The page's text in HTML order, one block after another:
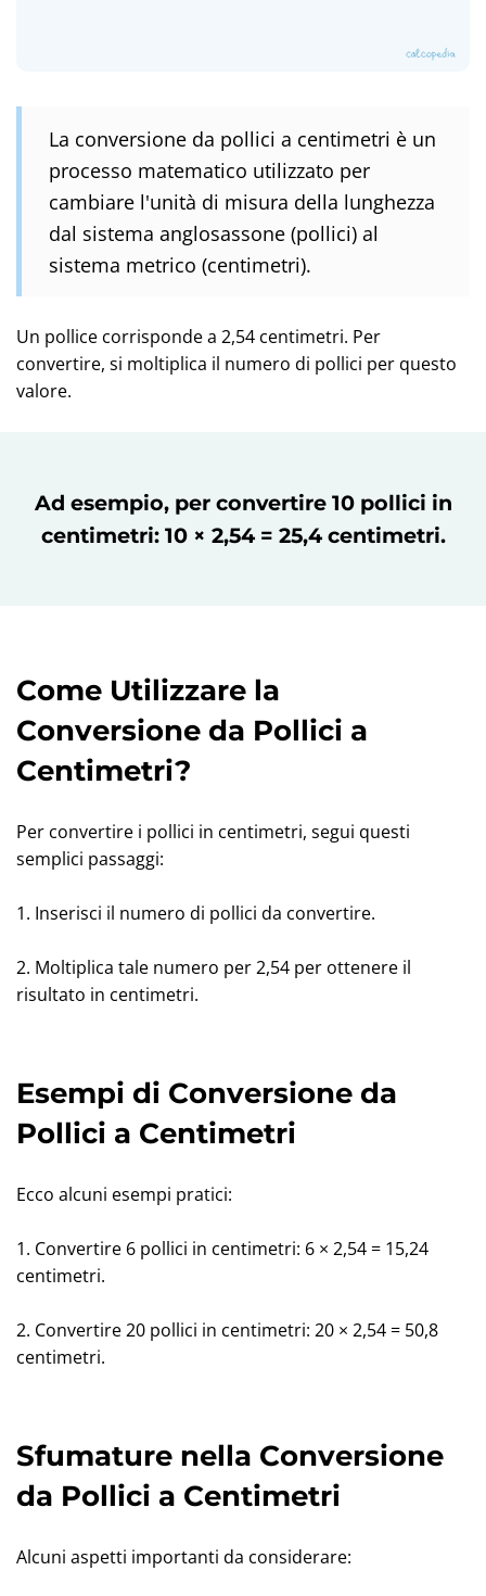
La conversione da pollici a centimetri è un
processo matematico utilizzato per
cambiare l'unità di misura della lunghezza
dal sistema anglosassone (pollici) al
sistema metrico (centimetri).
Un pollice corrisponde a 2,54 centimetri. Per
convertire, si moltiplica il numero di pollici per questo
valore.
Ad esempio, per convertire 10 pollici in
centimetri: 10 × 2,54 = 25,4 centimetri.
Come Utilizzare la
Conversione da Pollici a
Centimetri?
Per convertire i pollici in centimetri, segui questi
semplici passaggi:
1. Inserisci il numero di pollici da convertire.
2. Moltiplica tale numero per 2,54 per ottenere il
risultato in centimetri.
Esempi di Conversione da
Pollici a Centimetri
Ecco alcuni esempi pratici:
1. Convertire 6 pollici in centimetri: 6 × 2,54 = 15,24
centimetri.
2. Convertire 20 pollici in centimetri: 20 × 2,54 = 50,8
centimetri.
Sfumature nella Conversione
da Pollici a Centimetri
Alcuni aspetti importanti da considerare: